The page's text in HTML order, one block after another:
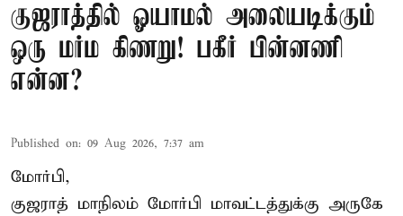
குஜராத்தில் ஓயாமல் அலையடிக்கும்
ஒரு மர்ம கிணறு! பகீர் பின்னணி
என்ன?
Published on: 09 Aug 2026, 7:37 am
மோர்பி,
குஜராத் மாநிலம் மோர்பி மாவட்டத்துக்கு அருகே